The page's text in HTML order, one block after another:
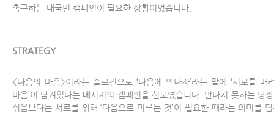
촉구하는 대국민 캠페인이 필요한 상황이었습니다.
STRATEGY
<다음의 마음>이라는 슬로건으로 ‘다음에 만나자’라는 말에 ‘서로를 배
마음’이 담겨있다는 메시지의 캠페인을 선보였습니다. 만나지 못하는 당
쉬움보다는 서로를 위해 ‘다음으로 미루는 것’이 필요한 때라는 의미를